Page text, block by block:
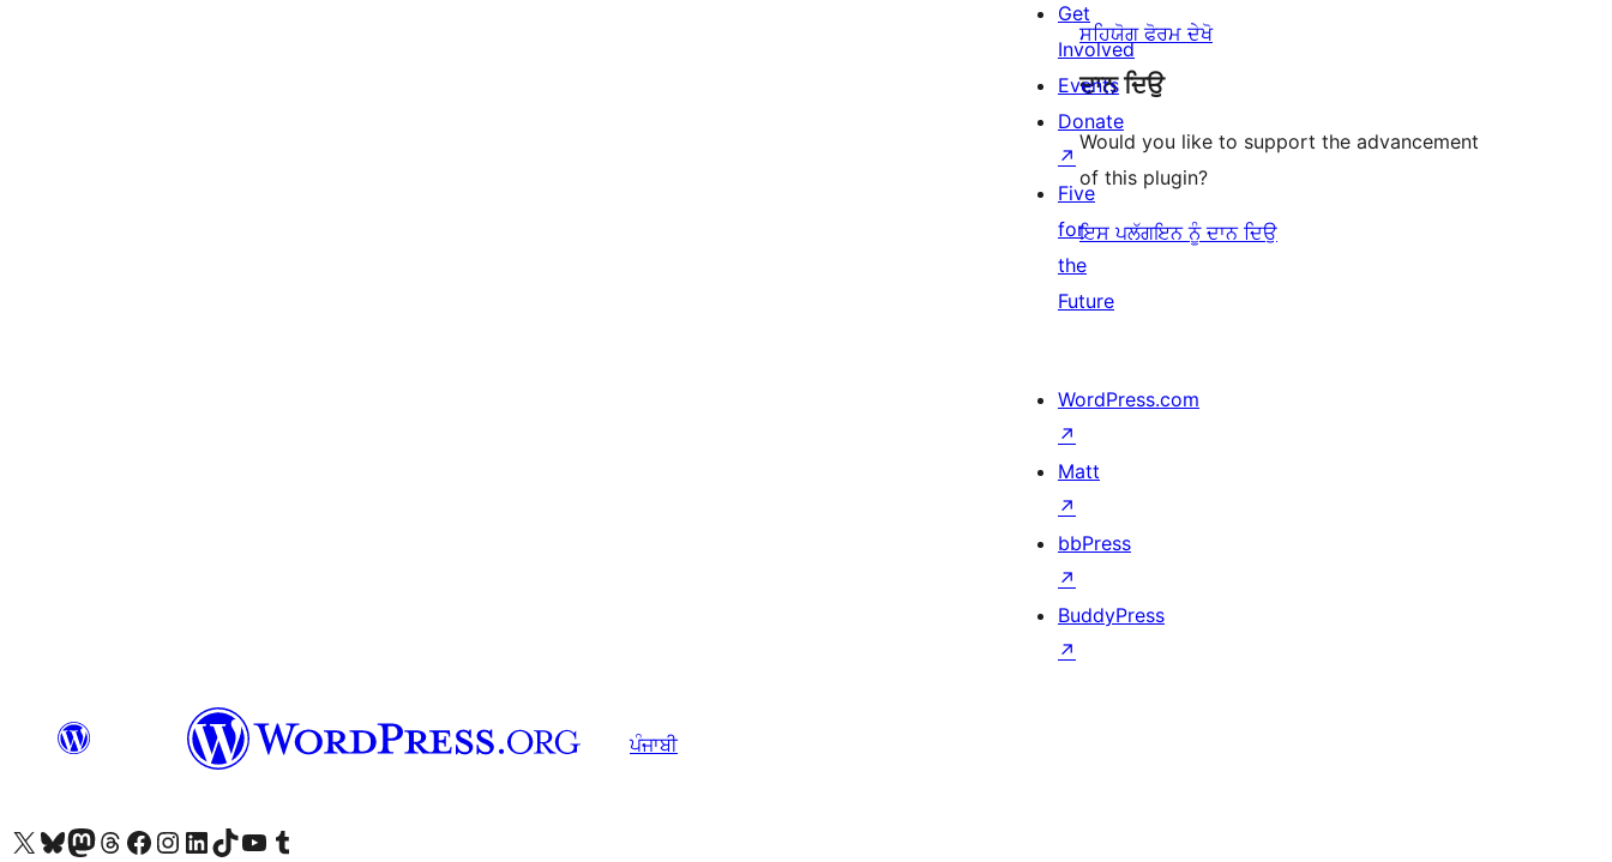
ਸਹਿਯੋਗ ਫੋਰਮ ਦੇਖੋ
ਦਾਨ ਦਿਉ
Would you like to support the advancement
of this plugin?
ਇਸ ਪਲੱਗਇਨ ਨੂੰ ਦਾਨ ਦਿਉ
Get
Involved
Events
Donate
↗
Five
for
the
Future
WordPress.com
↗
Matt
↗
bbPress
↗
BuddyPress
↗
ਪੰਜਾਬੀ
Visit our X (formerly Twitter) account
Visit our Bluesky account
Visit our Mastodon account
Visit our Threads account
Visit our Facebook page
Visit our Instagram account
Visit our LinkedIn account
Visit our TikTok account
Visit our YouTube channel
Visit our Tumblr account